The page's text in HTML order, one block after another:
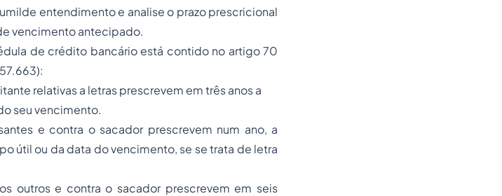
entendimento e analise o prazo prescricional
vencimento antecipado.
de crédito bancário está contido no artigo 70
relativas a letras prescrevem em três anos a
seu vencimento.
e contra o sacador prescrevem num ano, a
útil ou da data do vencimento, se se trata de letra
outros e contra o sacador prescrevem em seis